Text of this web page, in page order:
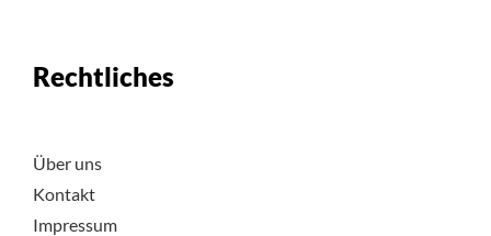
Rechtliches
Über uns
Kontakt
Impressum